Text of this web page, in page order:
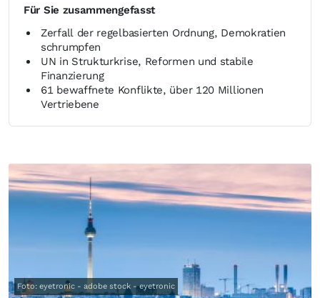
Für Sie zusammengefasst
Zerfall der regelbasierten Ordnung, Demokratien
schrumpfen
UN in Strukturkrise, Reformen und stabile
Finanzierung
61 bewaffnete Konflikte, über 120 Millionen
Vertriebene
Foto: eyetronic - adobe stock - eyetronic